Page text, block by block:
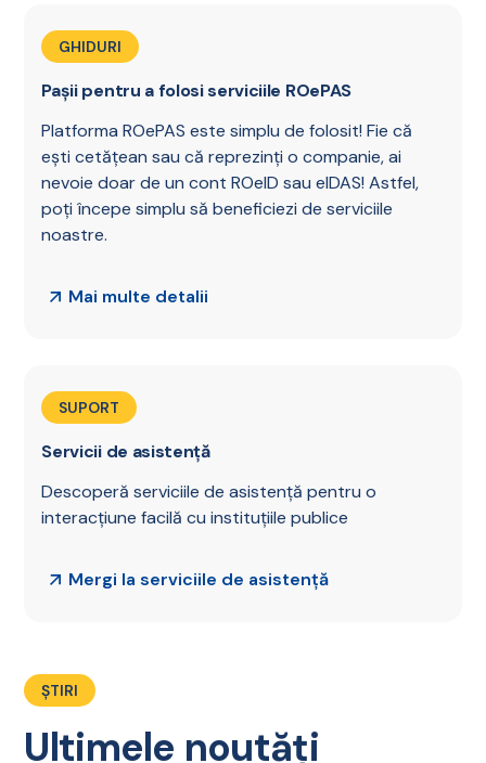
GHIDURI
Pașii pentru a folosi serviciile ROePAS
Platforma ROePAS este simplu de folosit! Fie că
ești cetățean sau că reprezinți o companie, ai
nevoie doar de un cont ROeID sau eIDAS! Astfel,
poți începe simplu să beneficiezi de serviciile
noastre.
Mai multe detalii
SUPORT
Servicii de asistență
Descoperă serviciile de asistență pentru o
interacțiune facilă cu instituțiile publice
Mergi la serviciile de asistență
ȘTIRI
Ultimele noutăți